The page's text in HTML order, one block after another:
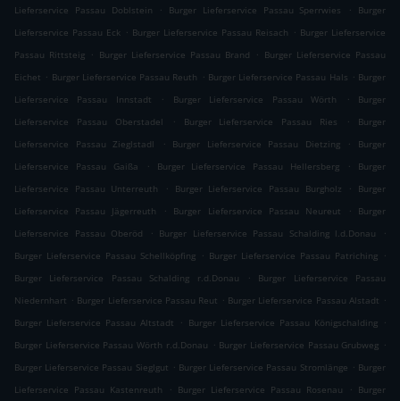
Lieferservice Passau Doblstein
. Burger Lieferservice Passau Sperrwies .
Burger
Lieferservice Passau Eck . Burger Lieferservice Passau Reisach . Burger Lieferservice
Passau Rittsteig . Burger Lieferservice Passau Brand . Burger Lieferservice Passau
Eichet . Burger Lieferservice Passau Reuth . Burger Lieferservice Passau Hals . Burger
Lieferservice Passau Innstadt
. Burger Lieferservice Passau Wörth .
Burger
Lieferservice Passau Oberstadel
. Burger Lieferservice Passau Ries .
Burger
Lieferservice Passau Zieglstadl
. Burger Lieferservice Passau Dietzing .
Burger
Lieferservice Passau Gaißa
. Burger Lieferservice Passau Hellersberg .
Burger
Lieferservice Passau Unterreuth
. Burger Lieferservice Passau Burgholz .
Burger
Lieferservice Passau Jägerreuth
. Burger Lieferservice Passau Neureut .
Burger
Lieferservice Passau Oberöd
. Burger Lieferservice Passau Schalding l.d.Donau
.
Burger Lieferservice Passau Schellköpfing . Burger Lieferservice Passau Patriching .
Burger Lieferservice Passau Schalding r.d.Donau
.
Burger Lieferservice Passau
Niedernhart . Burger Lieferservice Passau Reut . Burger Lieferservice Passau Alstadt .
Burger Lieferservice Passau Altstadt
. Burger Lieferservice Passau Königschalding .
Burger Lieferservice Passau Wörth r.d.Donau . Burger Lieferservice Passau Grubweg .
Burger Lieferservice Passau Sieglgut . Burger Lieferservice Passau Stromlänge . Burger
Lieferservice Passau Kastenreuth
. Burger Lieferservice Passau Rosenau . Burger